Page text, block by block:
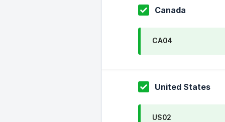
Canada
CA04
United States
US02